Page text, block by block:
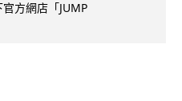
方網店「JUMP